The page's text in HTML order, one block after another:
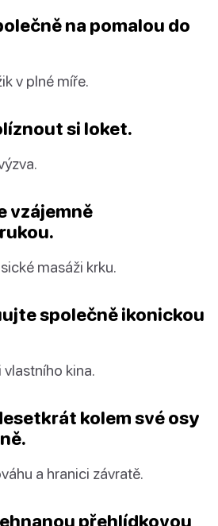
na pomalou do
v plné míře.
si loket.
vzájemně
masáži krku.
společně ikonickou
kina.
kolem své osy
a hranici závratě.
přehlídkovou